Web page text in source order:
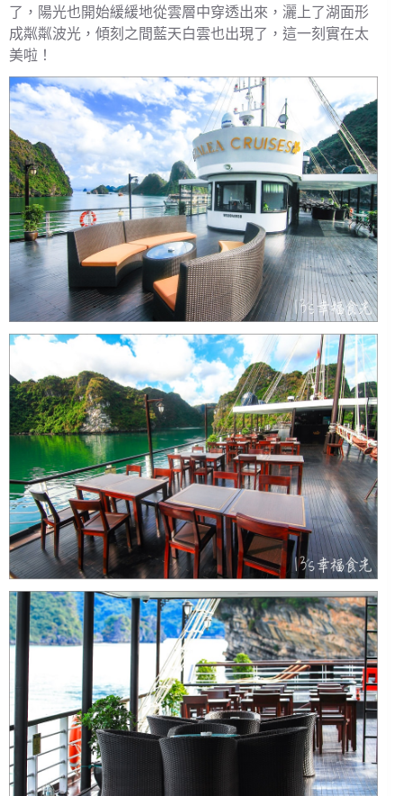
了，陽光也開始緩緩地從雲層中穿透出來，灑上了湖面形
成粼粼波光，傾刻之間藍天白雲也出現了，這一刻實在太
美啦！